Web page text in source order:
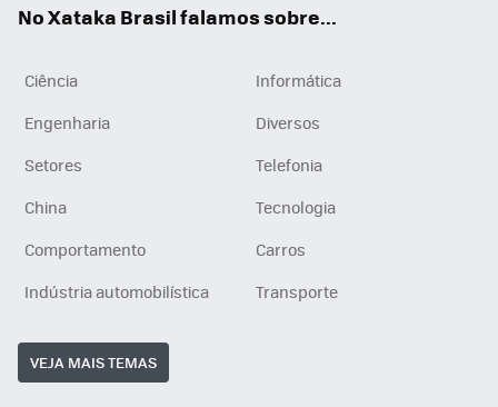
No Xataka Brasil falamos sobre...
Ciência
Informática
Engenharia
Diversos
Setores
Telefonia
China
Tecnologia
Comportamento
Carros
Indústria automobilística
Transporte
VEJA MAIS TEMAS